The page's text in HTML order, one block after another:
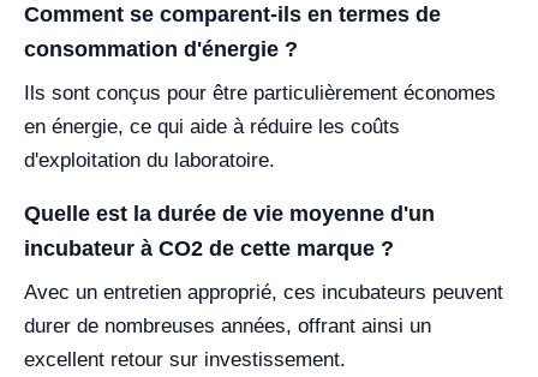
Comment se comparent-ils en termes de
consommation d'énergie ?
Ils sont conçus pour être particulièrement économes
en énergie, ce qui aide à réduire les coûts
d'exploitation du laboratoire.
Quelle est la durée de vie moyenne d'un
incubateur à CO2 de cette marque ?
Avec un entretien approprié, ces incubateurs peuvent
durer de nombreuses années, offrant ainsi un
excellent retour sur investissement.